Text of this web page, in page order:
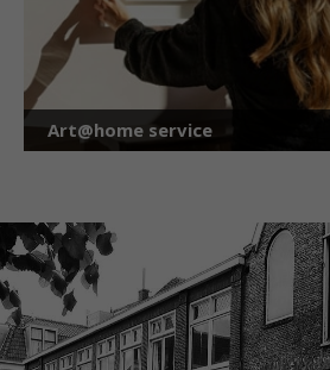
Art@home service